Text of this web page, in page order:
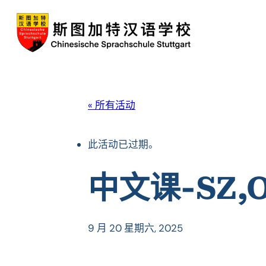
« 所有活动
此活动已过期。
中文课-
9 月 20 星期六, 2025